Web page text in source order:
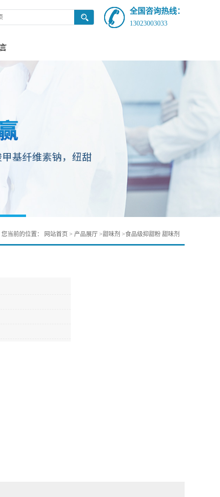
全国咨询热线：
13023003033
您当前的位置： 网站首页 > 产品展厅 >甜味剂 >食品级抑甜粉 甜味剂